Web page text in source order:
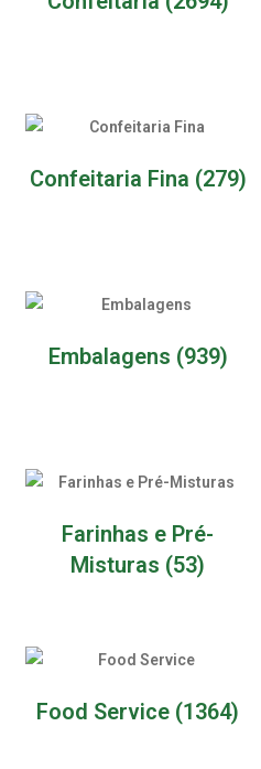
Confeitaria Fina (279)
Embalagens (939)
Farinhas e Pré-
Misturas (53)
Food Service (1364)